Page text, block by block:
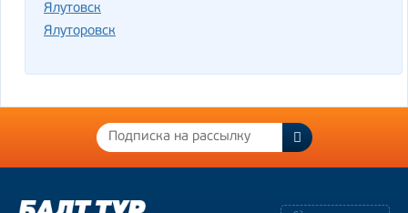
Ялутовск
Ялуторовск